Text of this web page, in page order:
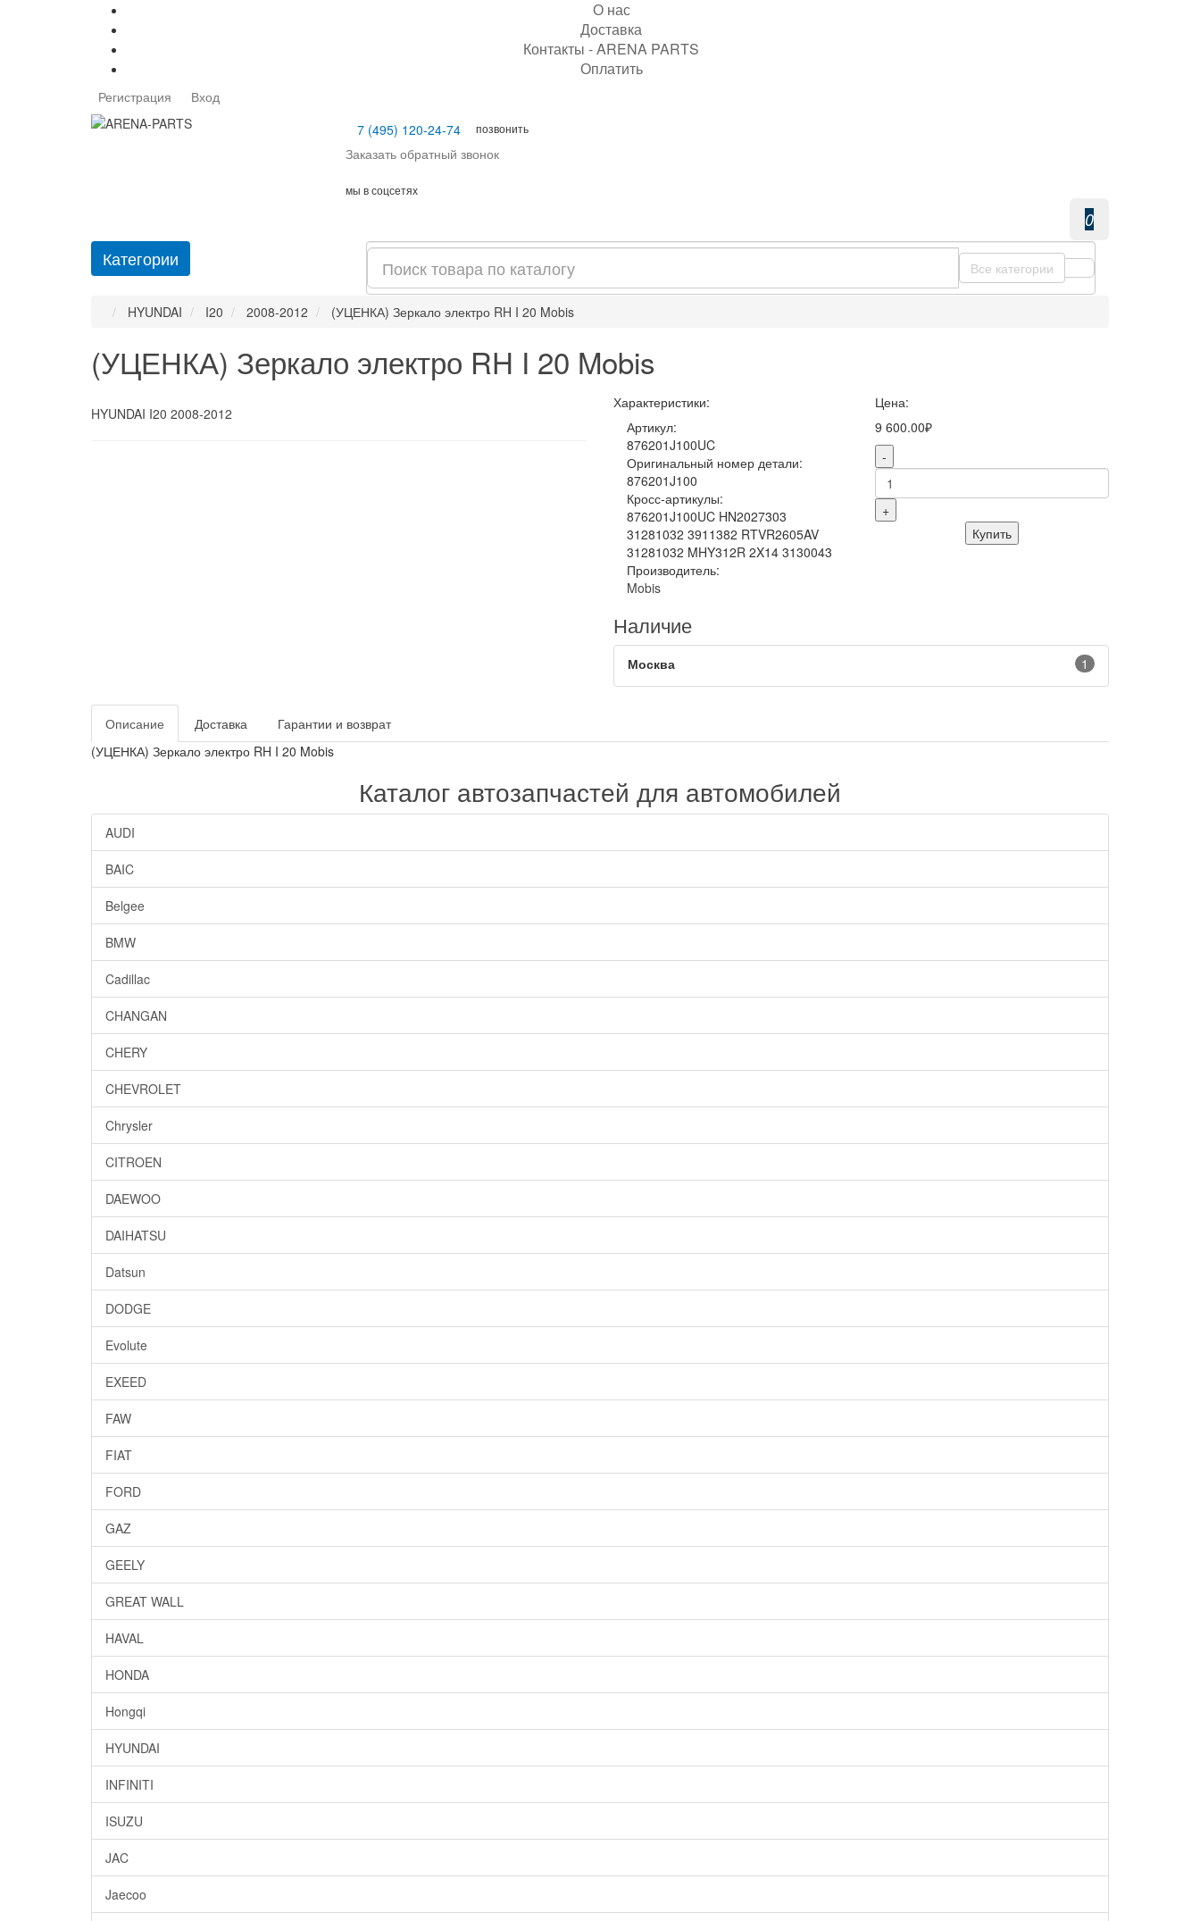
О нас
Доставка
Контакты - ARENA PARTS
Оплатить
Регистрация
Вход
7 (495) 120-24-74
позвонить
Заказать обратный звонок
мы в соцсетях
0
Категории Все категории
HYUNDAI I20 2008-2012 (УЦЕНКА) Зеркало электро RH I 20 Mobis
(УЦЕНКА) Зеркало электро RH I 20 Mobis
HYUNDAI I20 2008-2012
Характеристики:
Артикул:
876201J100UC
Оригинальный номер детали:
876201J100
Кросс-артикулы:
876201J100UC HN2027303
31281032 3911382 RTVR2605AV
31281032 MHY312R 2X14 3130043
Производитель:
Mobis
Цена:
9 600.00₽
-
+
Купить
Наличие
Москва 1
Описание Доставка
Гарантии и возврат
(УЦЕНКА) Зеркало электро RH I 20 Mobis
Каталог автозапчастей для автомобилей
AUDI
BAIC
Belgee
BMW
Cadillac
CHANGAN
CHERY
CHEVROLET
Chrysler
CITROEN
DAEWOO
DAIHATSU
Datsun
DODGE
Evolute
EXEED
FAW
FIAT
FORD
GAZ
GEELY
GREAT WALL
HAVAL
HONDA
Hongqi
HYUNDAI
INFINITI
ISUZU
JAC
Jaecoo